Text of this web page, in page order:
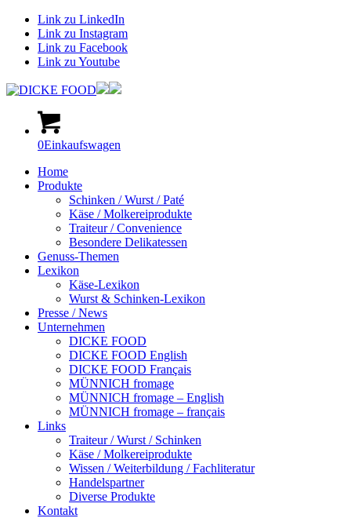
Link zu LinkedIn
Link zu Instagram
Link zu Facebook
Link zu Youtube
0Einkaufswagen
Home
Produkte
Schinken / Wurst / Paté
Käse / Molkereiprodukte
Traiteur / Convenience
Besondere Delikatessen
Genuss-Themen
Lexikon
Käse-Lexikon
Wurst & Schinken-Lexikon
Presse / News
Unternehmen
DICKE FOOD
DICKE FOOD English
DICKE FOOD Français
MÜNNICH fromage
MÜNNICH fromage – English
MÜNNICH fromage – français
Links
Traiteur / Wurst / Schinken
Käse / Molkereiprodukte
Wissen / Weiterbildung / Fachliteratur
Handelspartner
Diverse Produkte
Kontakt